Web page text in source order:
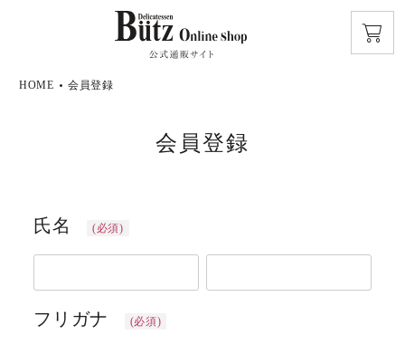
HOME 会員登録
会員登録
氏名 (必須)
フリガナ (必須)